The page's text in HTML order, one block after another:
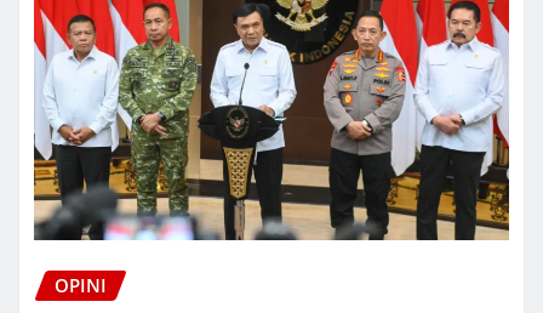
OPINI